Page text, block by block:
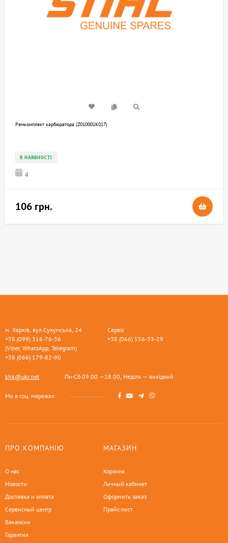
Ремкомплект карбюратора (Z010001K017)
В НАЯВНОСТІ
4
106 грн.
м. Харків, вул.Сухумська, 24
+38 (099) 316-76-36
(Viber, WhatsApp, Telegram)
+38 (066) 179-82-90
Сервіс
+38 (066) 556-33-29
khk@ukr.net Пн-Сб 09:00 —18:00, Неділя — вихідний
Ми в соц. мережах
ПРО КОМПАНІЮ
О нас
Новости
Доставка и оплата
Сервисный центр
Вакансии
Гарантия
МАГАЗИН
Корзина
Личный кабинет
Оформить заказ
Прайс-лист